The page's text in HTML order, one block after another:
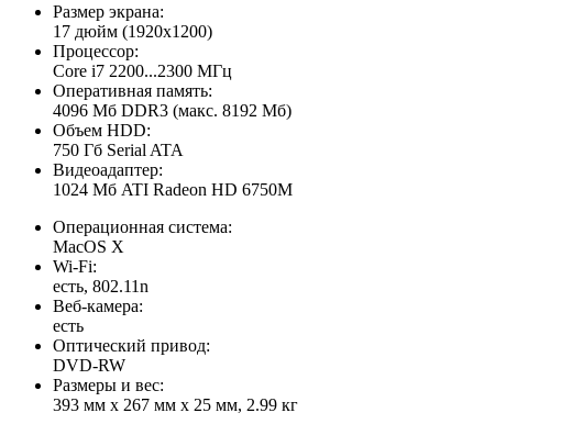
Размер экрана:
17 дюйм (1920x1200)
Процессор:
Core i7 2200...2300 МГц
Оперативная память:
4096 Мб DDR3 (макс. 8192 Мб)
Объем HDD:
750 Гб Serial ATA
Видеоадаптер:
1024 Мб ATI Radeon HD 6750M
Операционная система:
MacOS X
Wi-Fi:
есть, 802.11n
Веб-камера:
есть
Оптический привод:
DVD-RW
Размеры и вес:
393 мм x 267 мм x 25 мм, 2.99 кг